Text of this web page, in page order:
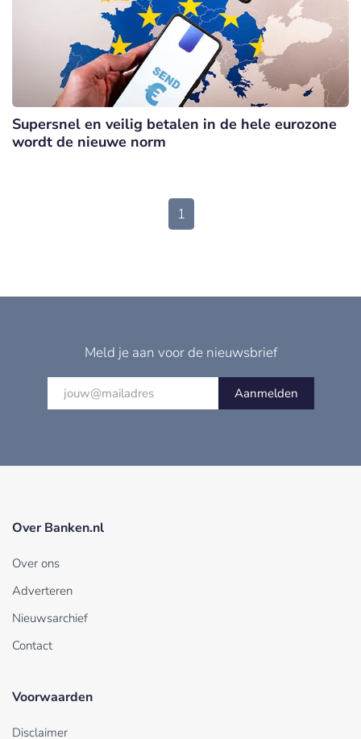
Supersnel en veilig betalen in de hele eurozone
wordt de nieuwe norm
1
Meld je aan voor de nieuwsbrief
Aanmelden
Over Banken.nl
Over ons
Adverteren
Nieuwsarchief
Contact
Voorwaarden
Disclaimer